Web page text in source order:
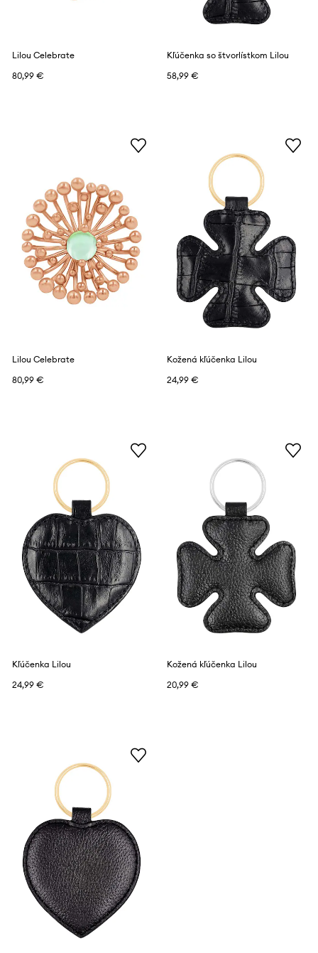
Lilou Celebrate
80,99 €
Kľúčenka so štvorlístkom Lilou
58,99 €
Lilou Celebrate
80,99 €
Kožená kľúčenka Lilou
24,99 €
Kľúčenka Lilou
24,99 €
Kožená kľúčenka Lilou
20,99 €